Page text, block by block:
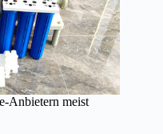
Anbietern meist